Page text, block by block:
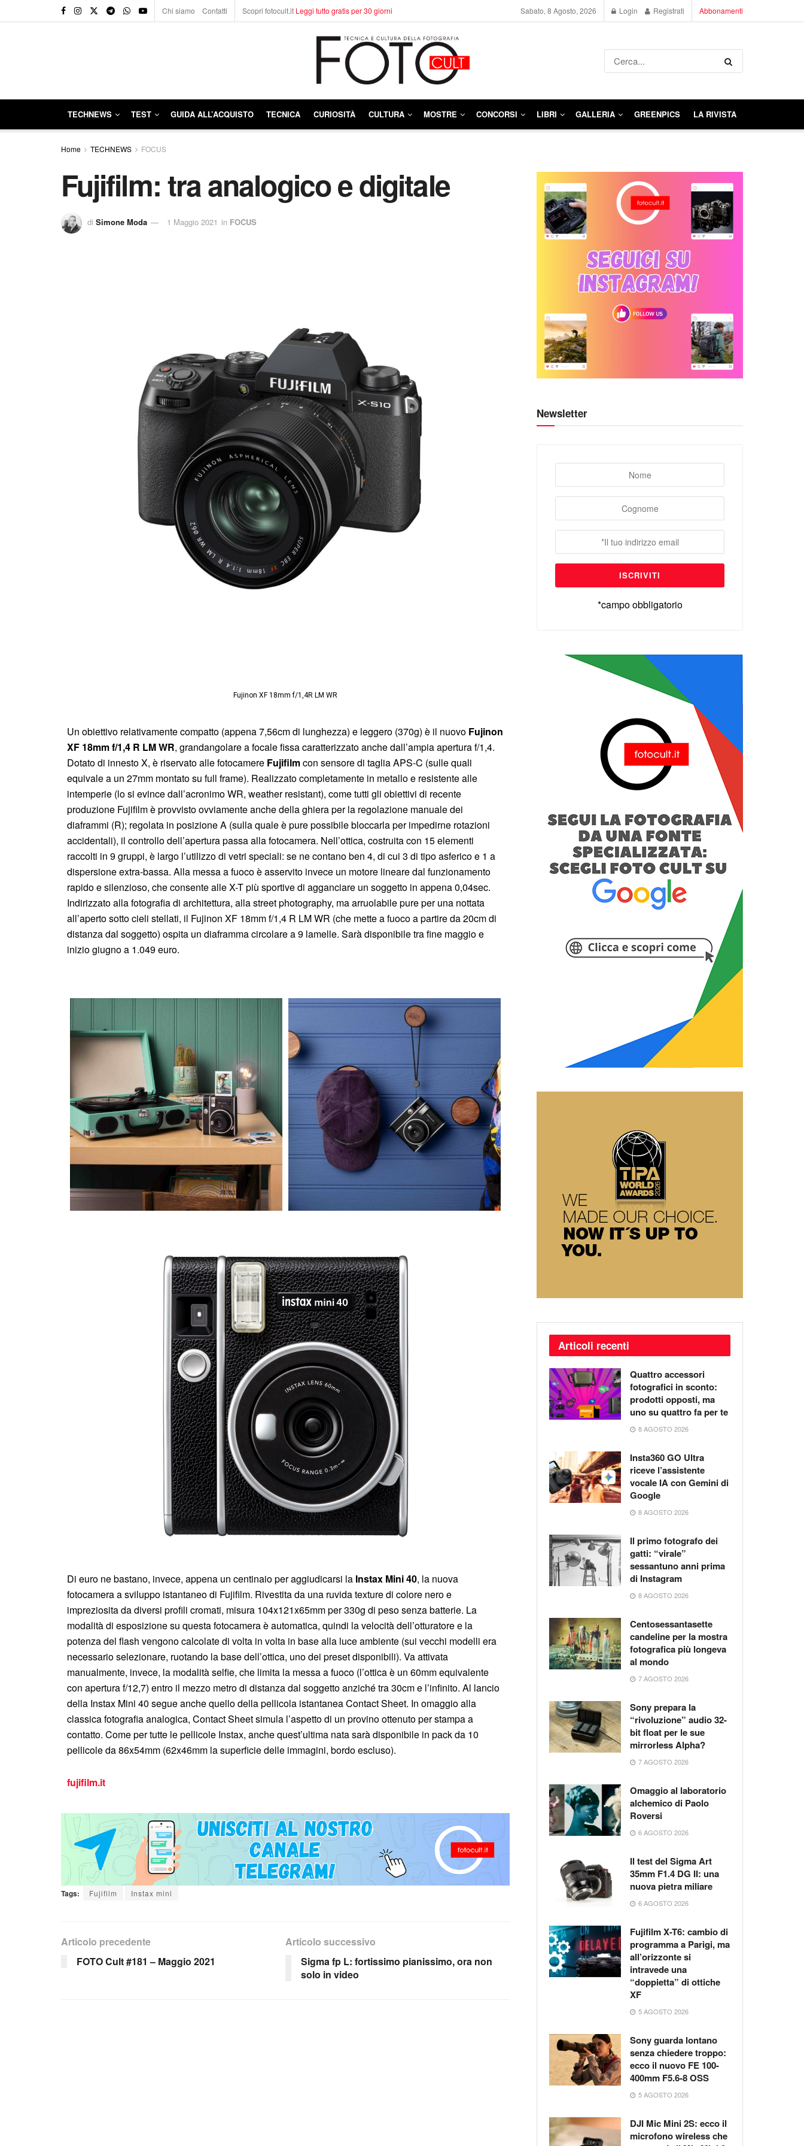
Chi siamo Contatti Scopri fotocult.it Leggi tutto gratis per 30 giorni Sabato, 8 Agosto, 2026 Login Registrati Abbonamenti
TECHNEWS TEST GUIDA ALL’ACQUISTO TECNICA CURIOSITÀ CULTURA MOSTRE CONCORSI LIBRI GALLERIA GREENPICS LA RIVISTA
Home TECHNEWS FOCUS
Fujifilm: tra analogico e digitale
di Simone Moda 1 Maggio 2021 in FOCUS
Fujinon XF 18mm f/1,4R LM WR
Un obiettivo relativamente compatto (appena 7,56cm di lunghezza) e leggero (370g) è il nuovo Fujinon
XF 18mm f/1,4 R LM WR, grandangolare a focale fissa caratterizzato anche dall’ampia apertura f/1,4.
Dotato di innesto X, è riservato alle fotocamere Fujifilmcon sensore di taglia APS-C (sulle quali
equivale a un 27mm montato su full frame). Realizzato completamente in metallo e resistente alle
intemperie (lo si evince dall’acronimo WR, weather resistant), come tutti gli obiettivi di recente
produzione Fujifilm è provvisto ovviamente anche della ghiera per la regolazione manuale dei
diaframmi (R); regolata in posizione A (sulla quale è pure possibile bloccarla per impedirne rotazioni
accidentali), il controllo dell’apertura passa alla fotocamera. Nell’ottica, costruita con 15 elementi
raccolti in 9 gruppi, è largo l’utilizzo di vetri speciali: se ne contano ben 4, di cui 3 di tipo asferico e 1 a
dispersione extra-bassa. Alla messa a fuoco è asservito invece un motore lineare dal funzionamento
rapido e silenzioso, che consente alle X-T più sportive di agganciare un soggetto in appena 0,04sec.
Indirizzato alla fotografia di architettura, alla street photography, ma arruolabile pure per una nottata
all’aperto sotto cieli stellati, il Fujinon XF 18mm f/1,4 R LM WR (che mette a fuoco a partire da 20cm di
distanza dal soggetto) ospita un diaframma circolare a 9 lamelle. Sarà disponibile tra fine maggio e
inizio giugno a 1.049 euro.
Di euro ne bastano, invece, appena un centinaio per aggiudicarsi la Instax Mini 40, la nuova
fotocamera a sviluppo istantaneo di Fujifilm. Rivestita da una ruvida texture di colore nero e
impreziosita da diversi profili cromati, misura 104x121x65mm per 330g di peso senza batterie. La
modalità di esposizione su questa fotocamera è automatica, quindi la velocità dell’otturatore e la
potenza del flash vengono calcolate di volta in volta in base alla luce ambiente (sui vecchi modelli era
necessario selezionare, ruotando la base dell’ottica, uno dei preset disponibili). Va attivata
manualmente, invece, la modalità selfie, che limita la messa a fuoco (l’ottica è un 60mm equivalente
con apertura f/12,7) entro il mezzo metro di distanza dal soggetto anziché tra 30cm e l’infinito. Al lancio
della Instax Mini 40 segue anche quello della pellicola istantanea Contact Sheet. In omaggio alla
classica fotografia analogica, Contact Sheet simula l’aspetto di un provino ottenuto per stampa a
contatto. Come per tutte le pellicole Instax, anche quest’ultima nata sarà disponibile in pack da 10
pellicole da 86x54mm (62x46mm la superficie delle immagini, bordo escluso).
fujifilm.it
Tags: Fujifilm Instax mini
Articolo precedente
FOTO Cult #181 – Maggio 2021
Articolo successivo
Sigma fp L: fortissimo pianissimo, ora non
solo in video
Newsletter
*campo obbligatorio
Articoli recenti
Quattro accessori
fotografici in sconto:
prodotti opposti, ma
uno su quattro fa per te
8 AGOSTO 2026
Insta360 GO Ultra
riceve l’assistente
vocale IA con Gemini di
Google
8 AGOSTO 2026
Il primo fotografo dei
gatti: “virale”
sessantuno anni prima
di Instagram
8 AGOSTO 2026
Centosessantasette
candeline per la mostra
fotografica più longeva
al mondo
7 AGOSTO 2026
Sony prepara la
“rivoluzione” audio 32-
bit float per le sue
mirrorless Alpha?
7 AGOSTO 2026
Omaggio al laboratorio
alchemico di Paolo
Roversi
6 AGOSTO 2026
Il test del Sigma Art
35mm F1.4 DG II: una
nuova pietra miliare
6 AGOSTO 2026
Fujifilm X-T6: cambio di
programma a Parigi, ma
all’orizzonte si
intravede una
“doppietta” di ottiche
XF
5 AGOSTO 2026
Sony guarda lontano
senza chiedere troppo:
ecco il nuovo FE 100-
400mm F5.6-8 OSS
5 AGOSTO 2026
DJI Mic Mini 2S: ecco il
microfono wireless che